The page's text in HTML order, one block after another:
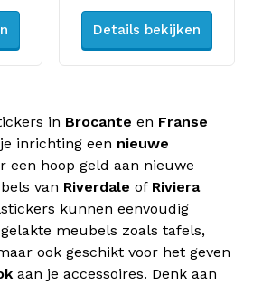
Details bekijken
in Brocante en Franse
inrichting een nieuwe
een hoop geld aan nieuwe
van Riverdale of Riviera
kunnen eenvoudig
meubels zoals tafels,
ook geschikt voor het geven
aan je accessoires. Denk aan